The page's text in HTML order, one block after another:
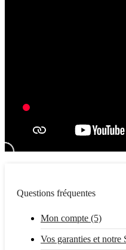
Questions fréquentes
Mon compte (5)
Vos garanties et notre